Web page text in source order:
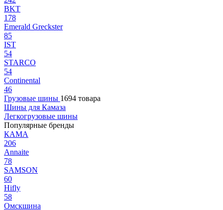
BKT
178
Emerald Greckster
85
IST
54
STARCO
54
Continental
46
Грузовые шины 1694 товара
Шины для Камаза
Легкогрузовые шины
Популярные бренды
КАМА
206
Annaite
78
SAMSON
60
Hifly
58
Омскшина